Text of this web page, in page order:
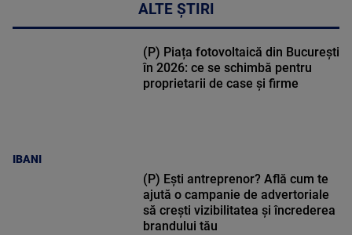
ALTE ȘTIRI
IBANI
(P) Piața fotovoltaică din București
în 2026: ce se schimbă pentru
proprietarii de case și firme
(P) Ești antreprenor? Află cum te
ajută o campanie de advertoriale
să crești vizibilitatea și încrederea
brandului tău